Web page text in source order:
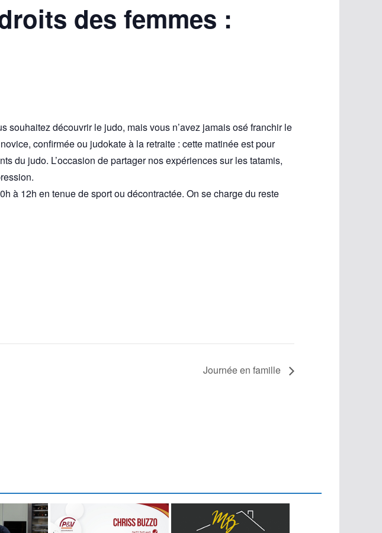
des femmes :
souhaitez découvrir le judo, mais vous n’avez jamais osé franchir le
confirmée ou judokate à la retraite : cette matinée est pour
du judo. L’occasion de partager nos expériences sur les tatamis,
à 12h en tenue de sport ou décontractée. On se charge du reste
Journée en famille